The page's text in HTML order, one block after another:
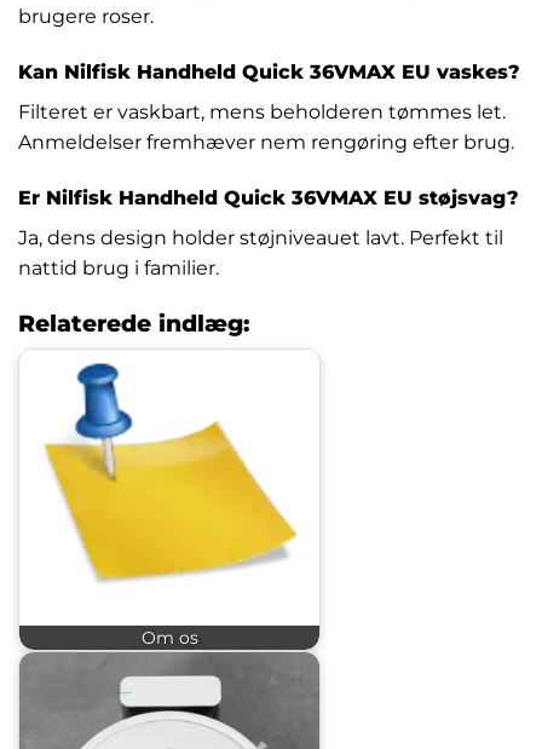
brugere roser.
Kan Nilfisk Handheld Quick 36VMAX EU vaskes?
Filteret er vaskbart, mens beholderen tømmes let.
Anmeldelser fremhæver nem rengøring efter brug.
Er Nilfisk Handheld Quick 36VMAX EU støjsvag?
Ja, dens design holder støjniveauet lavt. Perfekt til
nattid brug i familier.
Relaterede indlæg:
Om os